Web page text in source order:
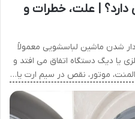
| علت، خطرات و
شدن ماشین لباسشویی معمولاً
یا دیگ دستگاه اتفاق می افتد و
موتور، نقص در سیم ارت یا…